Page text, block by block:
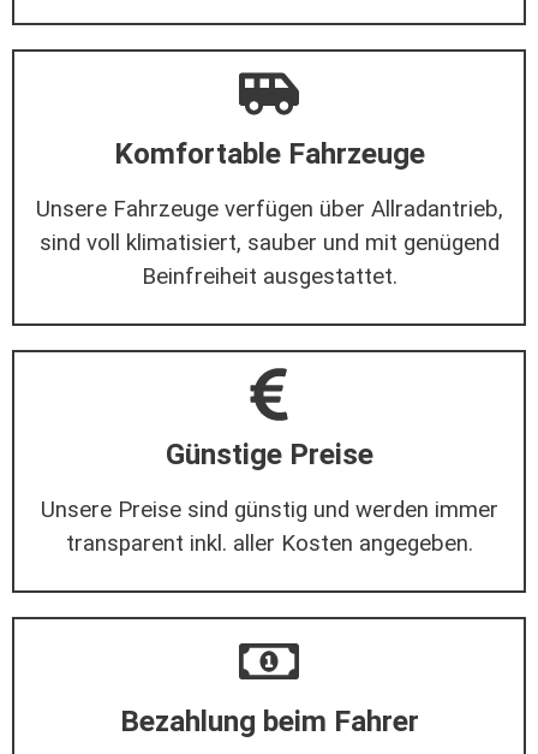
Komfortable Fahrzeuge
Unsere Fahrzeuge verfügen über Allradantrieb,
sind voll klimatisiert, sauber und mit genügend
Beinfreiheit ausgestattet.
Günstige Preise
Unsere Preise sind günstig und werden immer
transparent inkl. aller Kosten angegeben.
Bezahlung beim Fahrer